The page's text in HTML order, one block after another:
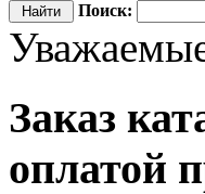
Поиск:
Заказ
оплатой